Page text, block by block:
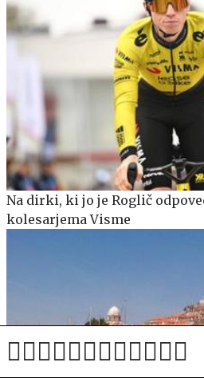
Na dirki, ki jo je Roglič
kolesarjema Visme